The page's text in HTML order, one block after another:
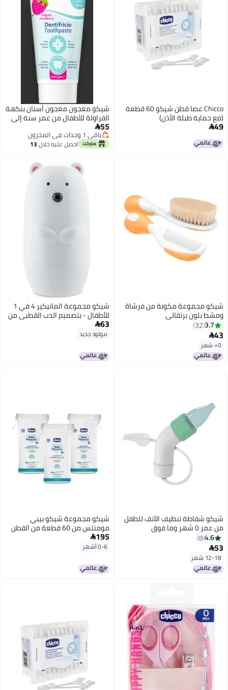
Chicco عصا قطن شيكو 60 قطعة
(مع حماية طبلة الأذن)
49
شيكو معجون معجون أسنان بنكهة
الفراولة للأطفال من عمر سنة إلى
خمس سنوات 50 جرامأسنان بنكهة
سنوات
55
باقي 1 وحدات في المخزون
باقي 1 وحدات في المخزون احصل عليه خلال13
شيكو مجموعة مكونة من فرشاة
ومشط بلون برتقالي
3.7
32
43
0+ شهر
شيكو مجموعة المانيكير 4 في 1
للأطفال - بتصميم الدب القطبي من
سن يوم فما فوق
63
مولود جديد
شيكو شفاطة تنظيف الأنف للطفل
من عمر 0 شهر وما فوق
4.6
8
53
12-18 شهر
شيكو مجموعة شيكو بيبي
مومنتس من 60 قطعة من القطن
المربع (أبيض) - عبوة من 3 قطع
195
0-6 أشهر